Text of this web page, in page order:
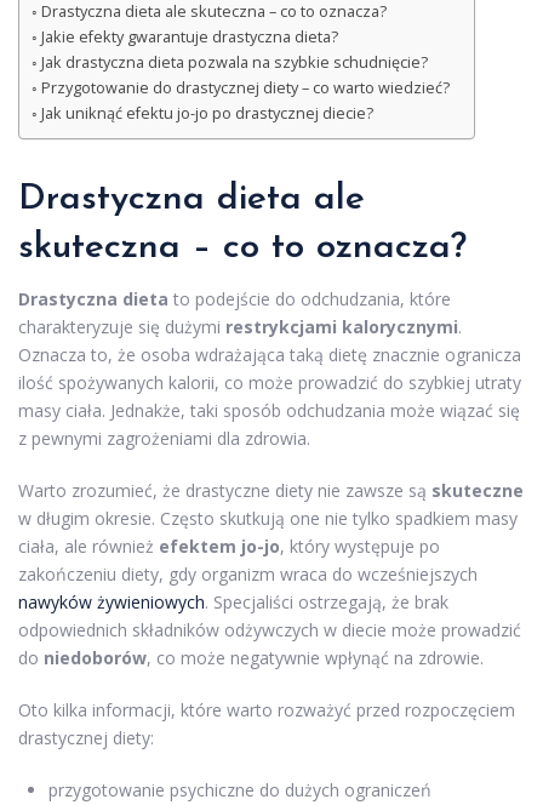
Drastyczna dieta ale skuteczna – co to oznacza?
Jakie efekty gwarantuje drastyczna dieta?
Jak drastyczna dieta pozwala na szybkie schudnięcie?
Przygotowanie do drastycznej diety – co warto wiedzieć?
Jak uniknąć efektu jo-jo po drastycznej diecie?
Drastyczna dieta ale
skuteczna – co to oznacza?
Drastyczna dieta to podejście do odchudzania, które
charakteryzuje się dużymi restrykcjami kalorycznymi.
Oznacza to, że osoba wdrażająca taką dietę znacznie ogranicza
ilość spożywanych kalorii, co może prowadzić do szybkiej utraty
masy ciała. Jednakże, taki sposób odchudzania może wiązać się
z pewnymi zagrożeniami dla zdrowia.
Warto zrozumieć, że drastyczne diety nie zawsze są skuteczne
w długim okresie. Często skutkują one nie tylko spadkiem masy
ciała, ale również efektem jo-jo, który występuje po
zakończeniu diety, gdy organizm wraca do wcześniejszych
nawyków żywieniowych. Specjaliści ostrzegają, że brak
odpowiednich składników odżywczych w diecie może prowadzić
do niedoborów, co może negatywnie wpłynąć na zdrowie.
Oto kilka informacji, które warto rozważyć przed rozpoczęciem
drastycznej diety:
przygotowanie psychiczne do dużych ograniczeń